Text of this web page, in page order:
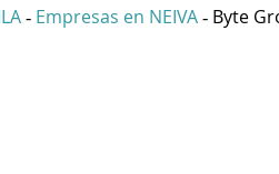
- Empresas en NEIVA - Byte